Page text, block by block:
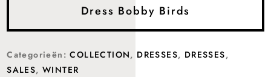
Dress Bobby Birds
Categorieën:COLLECTION, DRESSES, DRESSES,
SALES,WINTER